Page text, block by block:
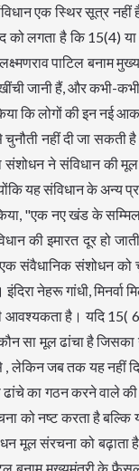
एक स्थिर सूत्र
को लगता है कि 15(4)
पाटिल बनाम
जानी हैं, और कभी-
कि लोगों की इन नई
चुनौती नहीं दी जा
ने संविधान की
यह संविधान के अन्य
सिद्धांत गाइड संविधान की प्रस्तावना है। उन्होंने कहा, "प्रस्तावना पर विचार करते हुए, संशोधन न केवल मूल संरचना को नष्ट करता है बल्कि यह न्याय-आर्थिक न्याय देकर प्रस्तावना को मजबूत करता है जो प्रस्तावना का एक मौलिक हिस्सा है। यदि प्रस्तावना आधार है तो संशोधन मूल संरचना को बढ़ाता है।" मद्रास राज्य बनाम चंपकम दौरईराजन, एम आर बालाजी और अन्य बनाम मैसूर राज्य, इंद्रा साहनी बनाम भारत संघ और जयश्री पाटिल बनाम मुख्यमंत्री के फैसलों का जिक्र करते हुए उन्होंने कहा कि संरचना समानता संहिता बुनियादी का हिस्सा है। उन्होंने जोड़ा, "समानता कोड को उपयुक्त रूप से विधायी रूप से छुआ जा सकता है यदि यह मूल संरचना को नष्ट नहीं करता है। यह एक लचीली अवधारणा है, स्थिर नहीं है।" उन्होंने कहा कि कुछ मामलों में घटक शक्ति के प्रयोग को बुनियादी ढांचे को बढ़ाने के रूप में माना जा सकता है, जब यह नए मानवाधिकारों को पेश करता है और उस संदर्भ में, 103 वें संशोधन ने आर्थिक सिद्धांतों पर न्याय देकर बुनियादी ढांचे को मजबूत किया। III. बुनियादी ढांचे का उल्लंघन क्या है बुनियादी ढांचे के उल्लंघन के मुद्दे पर, एसजी मेहता ने केशवानंद भारती बनाम केरल राज्य से जस्टिस सीकरी को उद्धृत किया और कहा कि- "यह एक कुर्सी के चार पैरों की तरह है। जब तक आप एक पैर नहीं हटाते हैं और यह कुर्सी बनना बंद नहीं करता है, इसे नीचे नहीं गिराना है।" उन्होंने आगे मिनर्वा मिल्स बनाम भारत संघ का उल्लेख किया और जोड़ा, "अगर वे संवैधानिक संशोधन की जांच करना चाहते हैं, तो इसे पूरी तरह से पहचान बदलनी चाहिए। बुनियादी विशेषताएं सामान्य संवैधानिक नियम नहीं हैं, बल्कि केवल वे हैं जो संविधान के लिए केंद्रीय हैं। बुनियादी सुविधाओं की पहचान करना है 'सर्वोत्तम सुविधाओं की पहचान करके नहीं बल्कि केंद्रीय विशेषताओं की पहचान करके। जब यह अपने कार्यात्मक रूप में आता है- जब इसे लागू